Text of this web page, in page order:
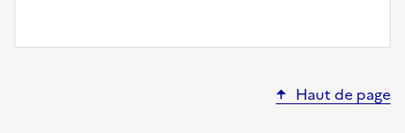
Haut de page